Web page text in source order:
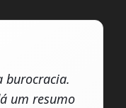
burocracia.
um resumo